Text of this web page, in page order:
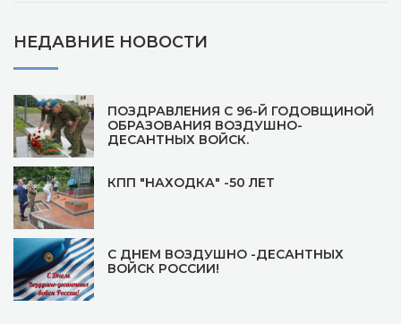
НЕДАВНИЕ НОВОСТИ
ПОЗДРАВЛЕНИЯ С 96-Й ГОДОВЩИНОЙ
ОБРАЗОВАНИЯ ВОЗДУШНО-
ДЕСАНТНЫХ ВОЙСК.
КПП "НАХОДКА" -50 ЛЕТ
С ДНЕМ ВОЗДУШНО -ДЕСАНТНЫХ
ВОЙСК РОССИИ!